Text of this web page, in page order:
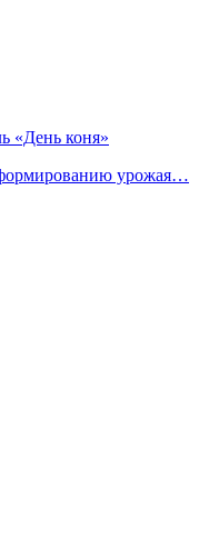
«День коня»
урожая…